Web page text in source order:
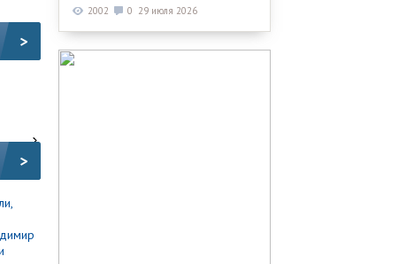
>
>
2002 0 29 июля 2026